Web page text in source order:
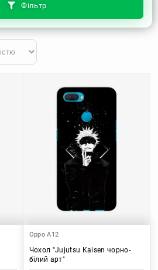
Фільтр
Oppo A12
Чохол "Jujutsu Kaisen чорно-
білий арт"